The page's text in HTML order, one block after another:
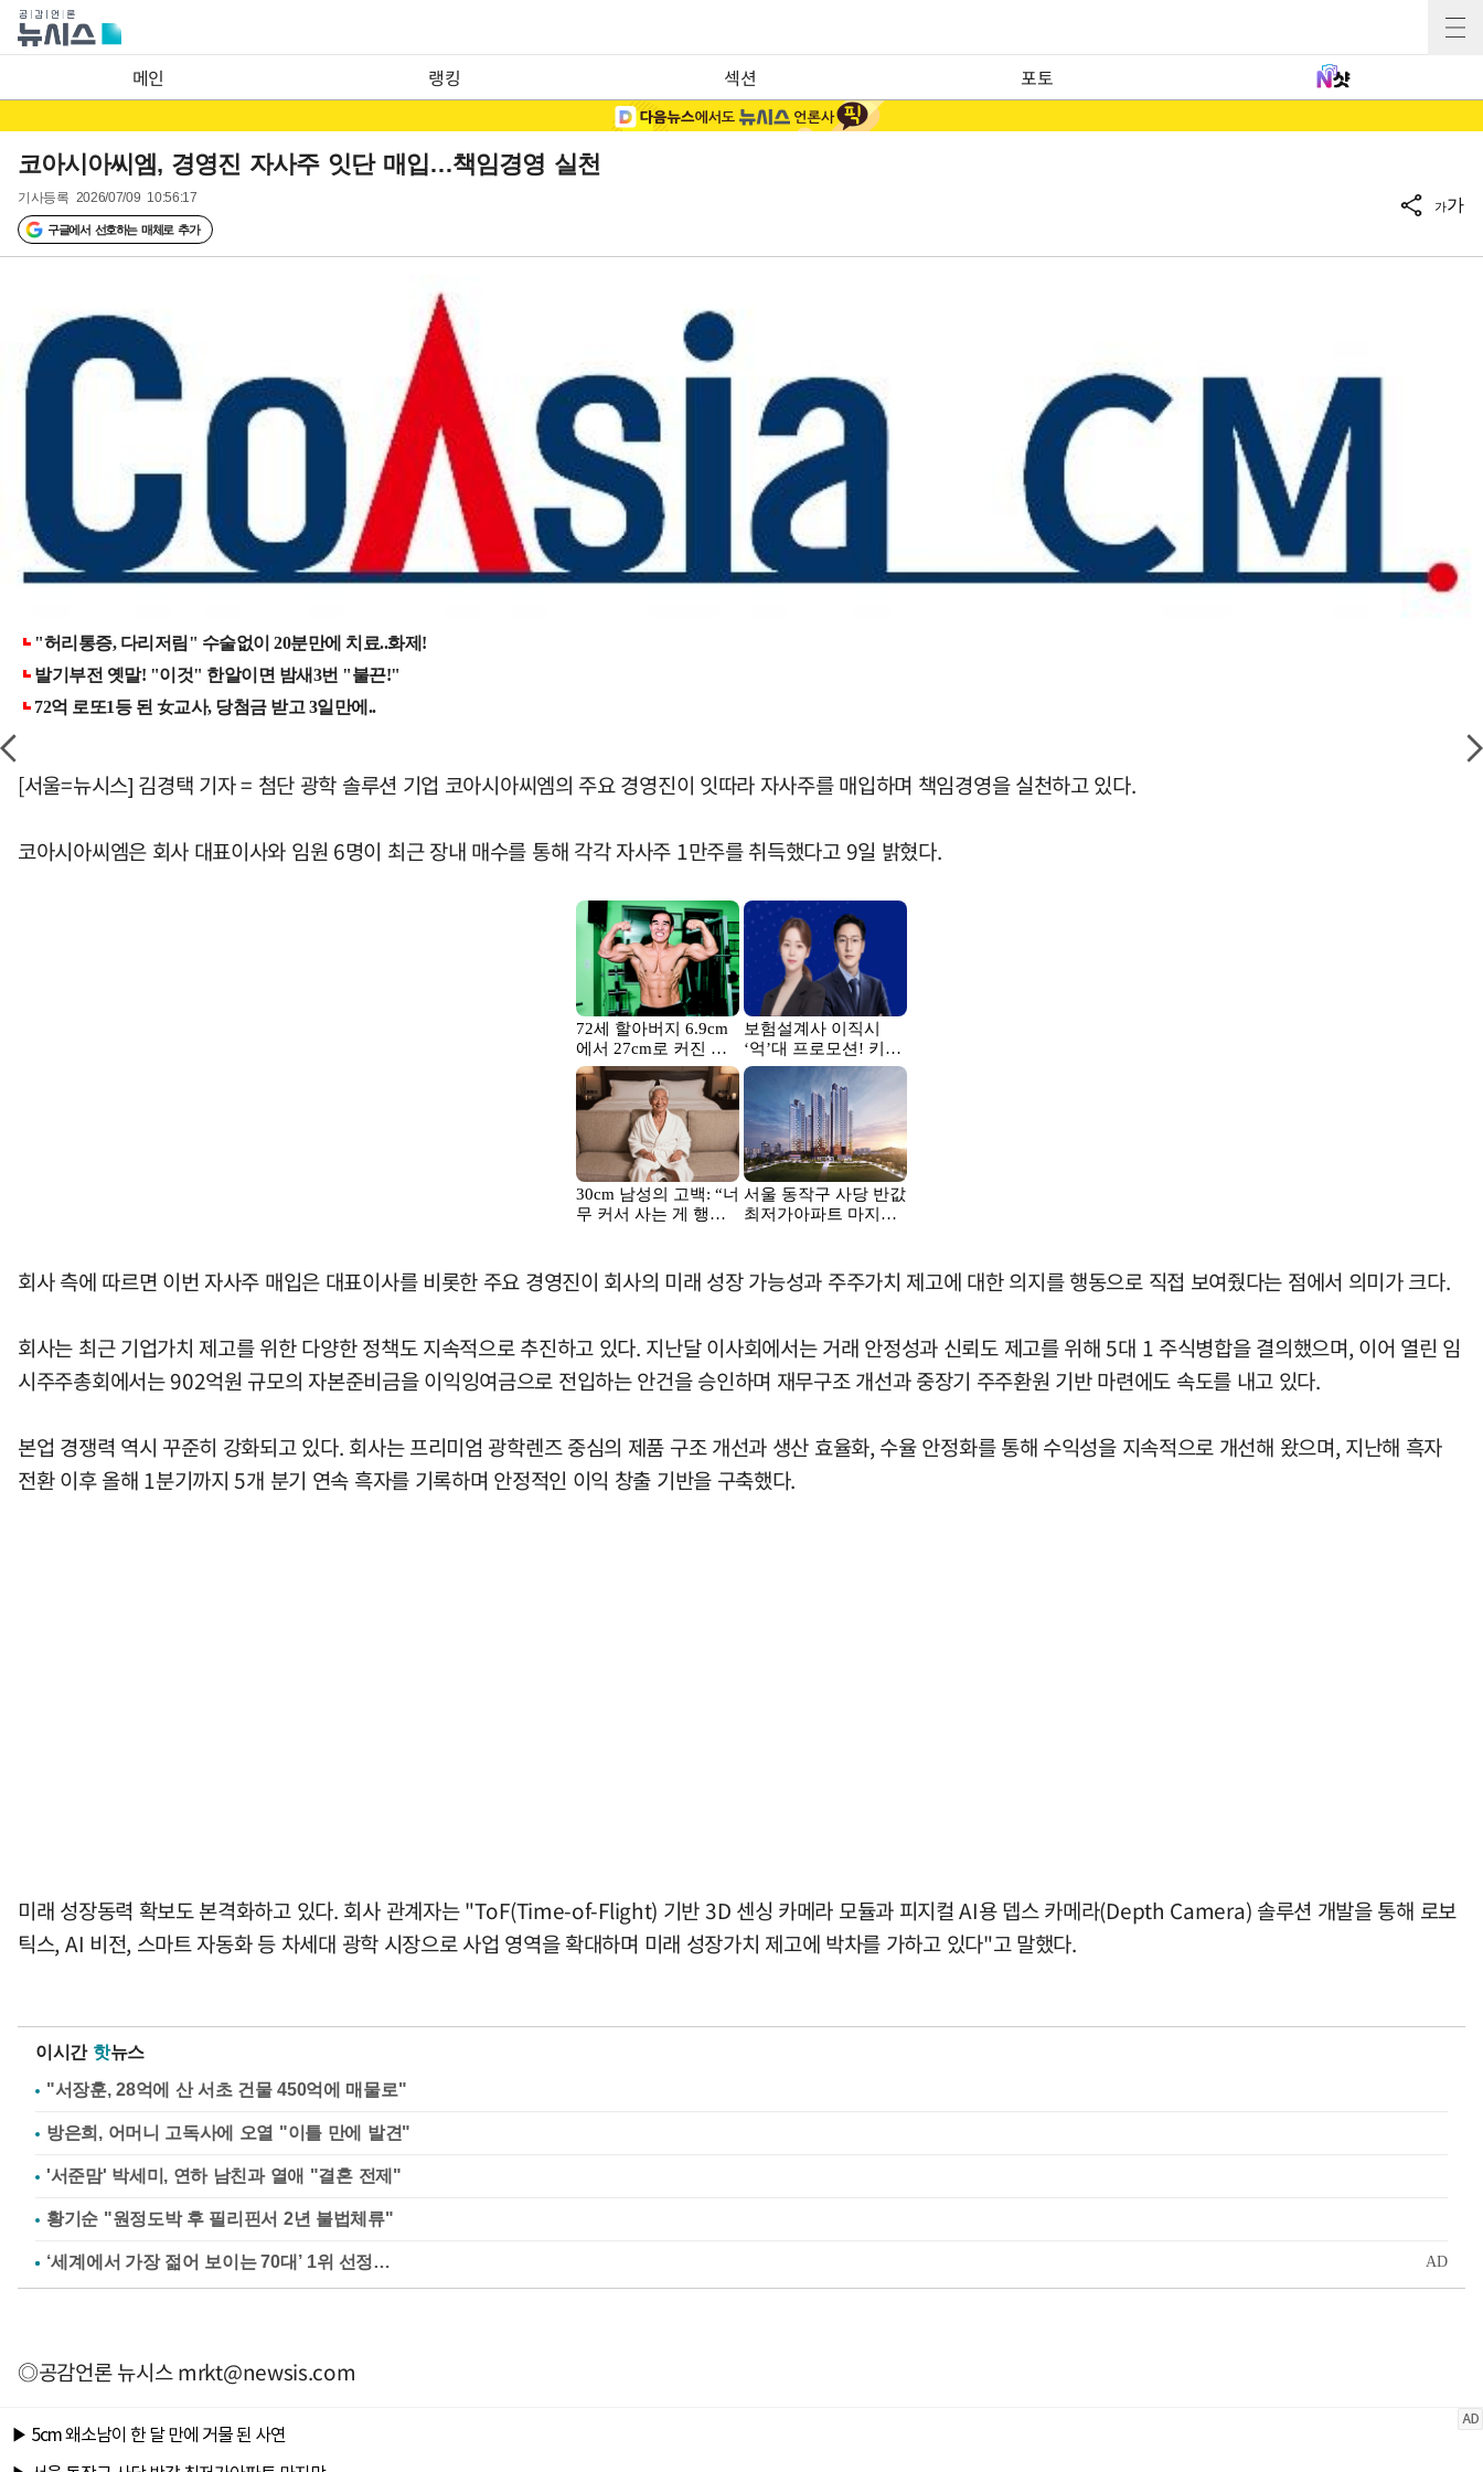
메인 랭킹 섹션 포토
코아시아씨엠, 경영진 자사주 잇단 매입…책임경영 실천
기사등록 2026/07/09 10:56:17
구글에서 선호하는 매체로 추가
가가
[서울=뉴시스] 김경택 기자 = 첨단 광학 솔루션 기업 코아시아씨엠의 주요 경영진이 잇따라 자사주를 매입하며 책임경영을 실천하고 있다.
코아시아씨엠은 회사 대표이사와 임원 6명이 최근 장내 매수를 통해 각각 자사주 1만주를 취득했다고 9일 밝혔다.
회사 측에 따르면 이번 자사주 매입은 대표이사를 비롯한 주요 경영진이 회사의 미래 성장 가능성과 주주가치 제고에 대한 의지를 행동으로 직접 보여줬다는 점에서 의미가 크다.
회사는 최근 기업가치 제고를 위한 다양한 정책도 지속적으로 추진하고 있다. 지난달 이사회에서는 거래 안정성과 신뢰도 제고를 위해 5대 1 주식병합을 결의했으며, 이어 열린 임
시주주총회에서는 902억원 규모의 자본준비금을 이익잉여금으로 전입하는 안건을 승인하며 재무구조 개선과 중장기 주주환원 기반 마련에도 속도를 내고 있다.
본업 경쟁력 역시 꾸준히 강화되고 있다. 회사는 프리미엄 광학렌즈 중심의 제품 구조 개선과 생산 효율화, 수율 안정화를 통해 수익성을 지속적으로 개선해 왔으며, 지난해 흑자
전환 이후 올해 1분기까지 5개 분기 연속 흑자를 기록하며 안정적인 이익 창출 기반을 구축했다.
미래 성장동력 확보도 본격화하고 있다. 회사 관계자는 "ToF(Time-of-Flight) 기반 3D 센싱 카메라 모듈과 피지컬 AI용 뎁스 카메라(Depth Camera) 솔루션 개발을 통해 로보
틱스, AI 비전, 스마트 자동화 등 차세대 광학 시장으로 사업 영역을 확대하며 미래 성장가치 제고에 박차를 가하고 있다"고 말했다.
이시간 핫뉴스
"서장훈, 28억에 산 서초 건물 450억에 매물로"
방은희, 어머니 고독사에 오열 "이틀 만에 발견"
'서준맘' 박세미, 연하 남친과 열애 "결혼 전제"
황기순 "원정도박 후 필리핀서 2년 불법체류"
◎공감언론 뉴시스mrkt@newsis.com